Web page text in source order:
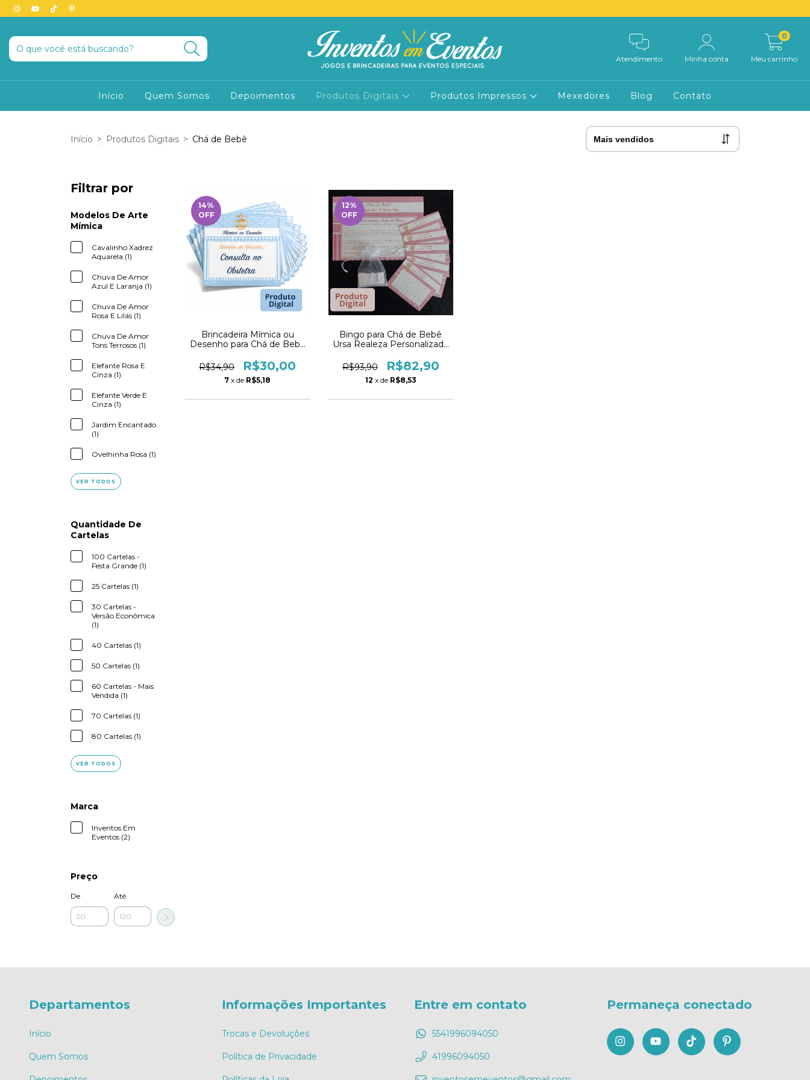
Atendimento Minha conta Meu carrinho
0
Início Quem Somos Depoimentos Produtos Digitais Produtos Impressos Mexedores Blog Contato
Início > Produtos Digitais > Chá de Bebê
Filtrar por
Modelos De Arte
Mímica
Cavalinho Xadrez
Aquarela (1)
Chuva De Amor
Azul E Laranja (1)
Chuva De Amor
Rosa E Lilás (1)
Chuva De Amor
Tons Terrosos (1)
Elefante Rosa E
Cinza (1)
Elefante Verde E
Cinza (1)
Jardim Encantado
(1)
Ovelhinha Rosa (1)
VER TODOS
Quantidade De
Cartelas
100 Cartelas -
Festa Grande (1)
25 Cartelas (1)
30 Cartelas -
Versão Econômica
(1)
40 Cartelas (1)
50 Cartelas (1)
60 Cartelas - Mais
Vendida (1)
70 Cartelas (1)
80 Cartelas (1)
VER TODOS
Marca
Inventos Em
Eventos (2)
Preço
De Até
14%
OFF
Brincadeira Mímica ou
Desenho para Chá de Bebê
R$34,90
R$30,00
7 x de R$5,18
12%
OFF
Bingo para Chá de Bebê
Ursa Realeza Personalizado
R$93,90
R$82,90
12 x de R$8,53
Departamentos
Início
Quem Somos
Informações Importantes
Trocas e Devoluções
Política de Privacidade
Entre em contato
5541996094050
41996094050
Permaneça conectado